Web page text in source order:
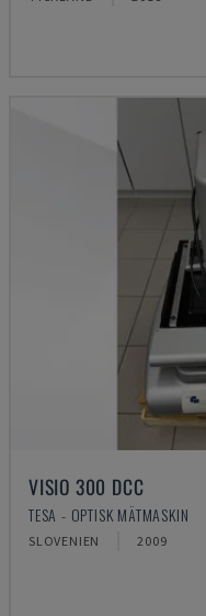
VISIO 300 DCC
TESA - OPTISK MÄTMASKIN
SLOVENIEN 2009